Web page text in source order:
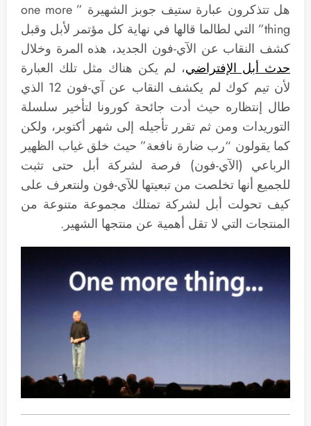
هل تتذكرون عبارة ستيف جوبز الشهيرة ” one more
thing” التي لطالما قالها في نهاية كل مؤتمر لأبل وقبل
كشف النقاب عن الآي-فون الجديد، هذه المرة وخلال
حدث أبل الإفتراضي، لم يكن هناك مثل تلك العبارة
لأن تيم كوك لم يكشف النقاب عن آي-فون 12 الذي
طال إنتظاره حيث أدت جائحة كورونا لتأخير سلسلة
التوريدات ومن ثم تقرر تأجيله إلى شهر أكتوبر، ولكن
كما يقولون “رب ضارة نافعة” حيث خلق غياب الظهير
الرباعي (الآي-فون) فرصة لشركة أبل حتى تثبت
للجميع أنها تخلصت من تبعيتها للآي-فون ولنتعرف على
كيف تحولت أبل لشركة تمتلك مجموعة متنوعة من
المنتجات التي لا تقل أهمية عن منتجها الشهير.